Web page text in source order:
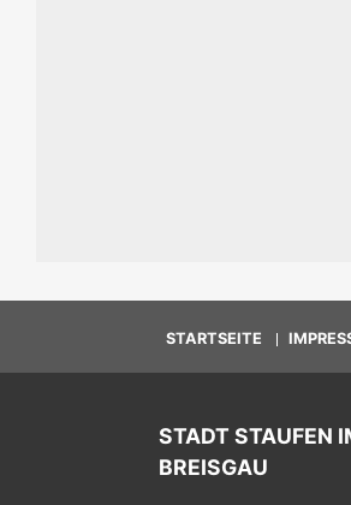
STARTSEITE
STADT STAUFEN
BREISGAU